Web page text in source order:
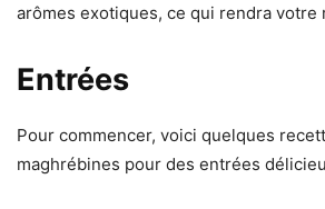
arômes exotiques, ce qui rendra votre
Entrées
Pour commencer, voici quelques
maghrébines pour des entrées